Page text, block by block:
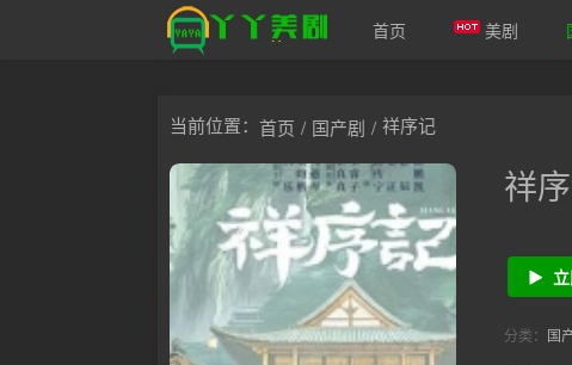
爱美剧
首页 美剧
当前位置： 首页 / 国产剧 / 祥序记
祥
分类： 国